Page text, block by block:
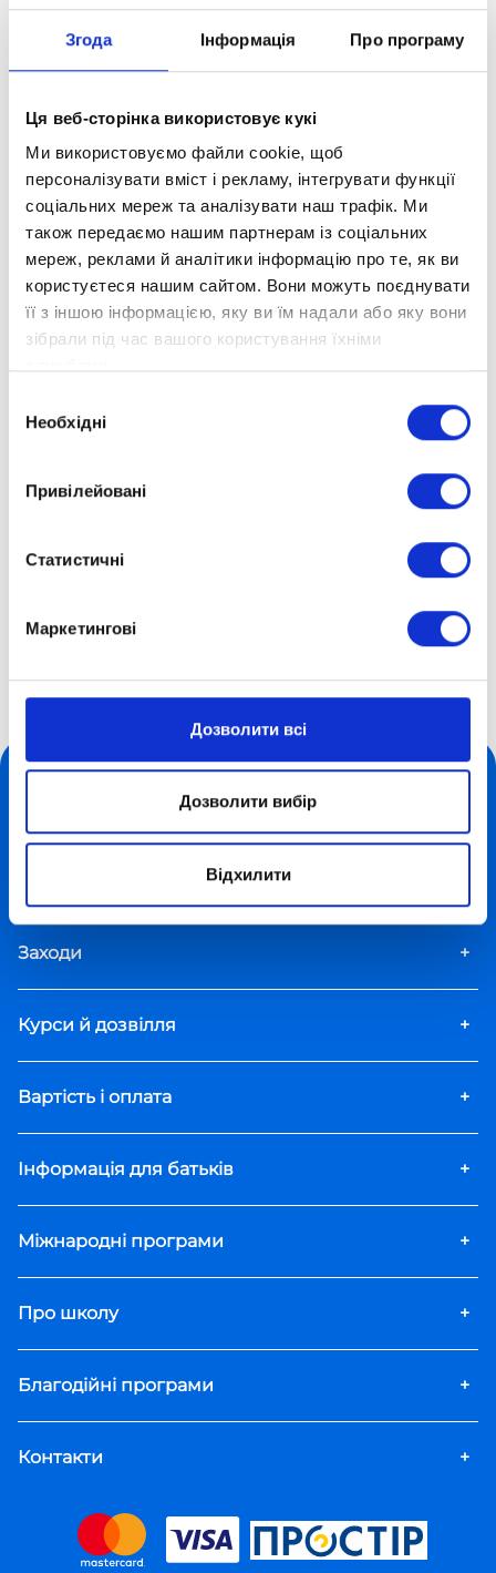
Згода Інформація Про програму
Ця веб-сторінка використовує кукі
Ми використовуємо файли cookie, щоб
персоналізувати вміст і рекламу, інтегрувати функції
соціальних мереж та аналізувати наш трафік. Ми
також передаємо нашим партнерам із соціальних
мереж, реклами й аналітики інформацію про те, як ви
користуєтеся нашим сайтом. Вони можуть поєднувати
її з іншою інформацією, яку ви їм надали або яку вони
зібрали під час вашого користування їхніми
згоди
Необхідні
Привілейовані
Статистичні
Маркетингові
Дозволити всі
Дозволити вибір
Відхилити
дизайнерським баченням і кожного дня
удосконалює свій талант.
Олександра не зупинилась і знайшла
для наших військових. Сьогодні вона
працює разом із волонтерами “Швейної
роти”, які шиють адаптивну білизну для
поранених бійців.
Це велика справа юної дівчини з великим
серцем та бажанням жити у вільній Україні.
освіту, розвиватись в улюбленому хобі та
Бажаємо Олександрі не зупинятись на
Дистанційна школа «Оптіма»
Про школу
Заходи +
Курси й дозвілля +
Вартість і оплата +
Інформація для батьків +
Міжнародні програми +
Про школу +
Благодійні програми +
Контакти +